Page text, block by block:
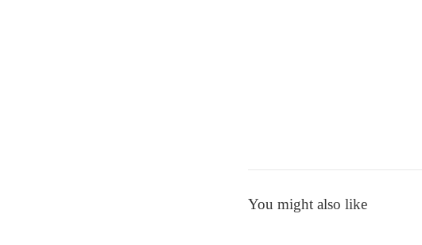
You might also like